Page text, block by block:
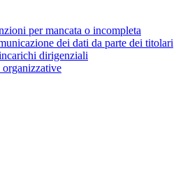
per mancata o incompleta
dei dati da parte dei titolari
dirigenziali